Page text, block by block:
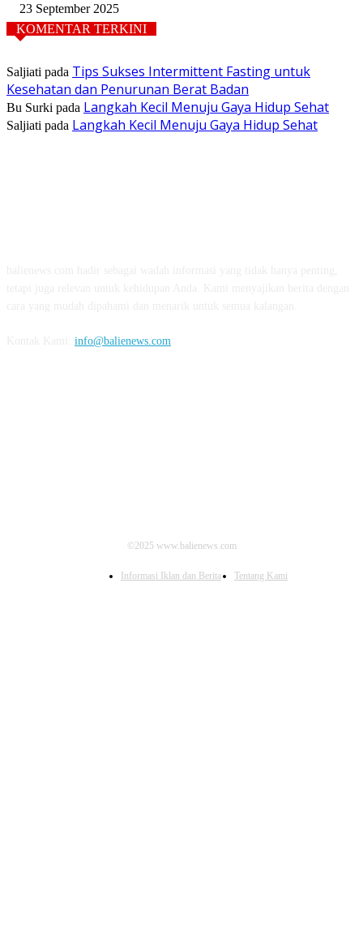
23 September 2025
KOMENTAR TERKINI
Saljiati pada Tips Sukses Intermittent Fasting untuk
Kesehatan dan Penurunan Berat Badan
Bu Surki pada Langkah Kecil Menuju Gaya Hidup Sehat
Saljiati pada Langkah Kecil Menuju Gaya Hidup Sehat
info@balienews.com
©2025 www.balienews.com
Informasi Iklan dan Berita Tentang Kami